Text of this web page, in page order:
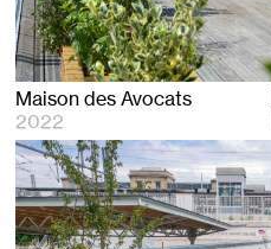
Maison des Avocats
2022